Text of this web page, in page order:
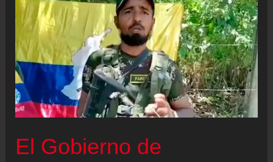
la
paz
total
no
pudo
parar:
los
y
El Gobierno de